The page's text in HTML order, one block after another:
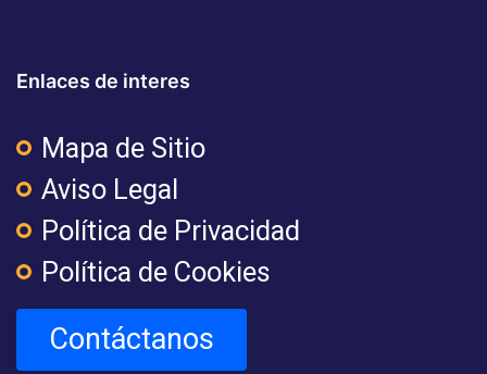
Enlaces de interes
Mapa de Sitio
Aviso Legal
Política de Privacidad
Política de Cookies
Contáctanos